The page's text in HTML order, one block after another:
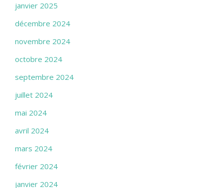
janvier 2025
décembre 2024
novembre 2024
octobre 2024
septembre 2024
juillet 2024
mai 2024
avril 2024
mars 2024
février 2024
janvier 2024